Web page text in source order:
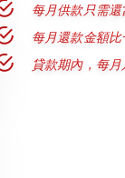
每月供款只需
每月還款金額
貸款期內，每